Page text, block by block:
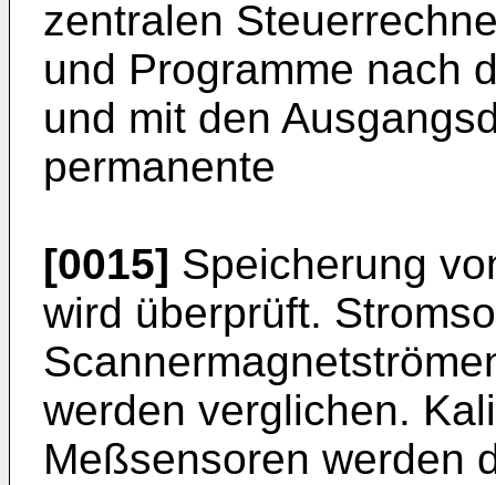
zentralen
und Programme nach
und mit den
permanente
[0015] Speicherung
wird überprüft.
werden verglichen.
Meßsensoren werden